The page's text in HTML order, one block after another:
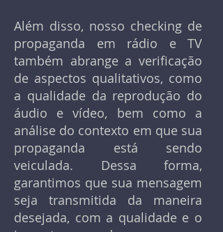
Além disso, nosso checking de
propaganda em rádio e TV
também abrange a verificação
de aspectos qualitativos, como
a qualidade da reprodução do
áudio e vídeo, bem como a
análise do contexto em que sua
propaganda está sendo
veiculada. Dessa forma,
garantimos que sua mensagem
seja transmitida da maneira
desejada, com a qualidade e o